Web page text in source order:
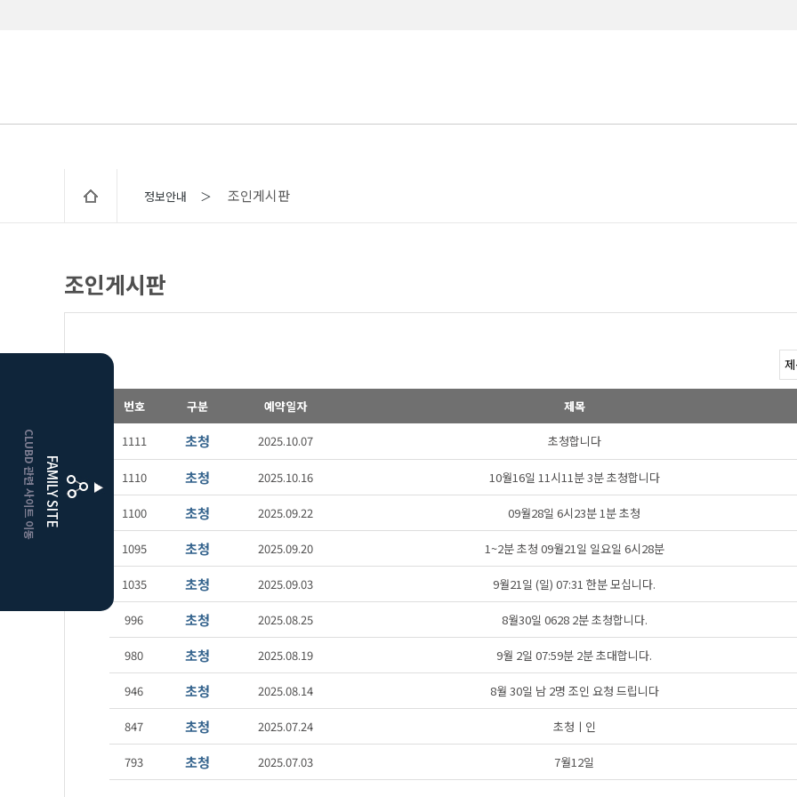
FAMILY SITE
CLUBD 관련 사이트 이동
정보안내 ＞ 조인게시판
조인게시판
번호 구분 예약일자 제목
1111 초청 2025.10.07 초청합니다
1110 초청 2025.10.16 10월16일 11시11분 3분 초청합니다
1100 초청 2025.09.22 09월28일 6시23분 1분 초청
1095 초청 2025.09.20 1~2분 초청 09월21일 일요일 6시28분
1035 초청 2025.09.03 9월21일 (일) 07:31 한분 모십니다.
996 초청 2025.08.25 8월30일 0628 2분 초청합니다.
980 초청 2025.08.19 9월 2일 07:59분 2분 초대합니다.
946 초청 2025.08.14 8월 30일 남 2명 조인 요청 드립니다
847 초청 2025.07.24 초청ㅣ인
793 초청 2025.07.03 7월12일